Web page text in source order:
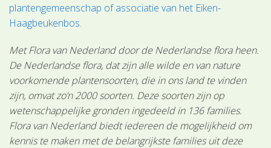
plantengemeenschap of associatie van het Eiken-
Haagbeukenbos.
Met Flora van Nederland door de Nederlandse flora heen.
De Nederlandse flora, dat zijn alle wilde en van nature
voorkomende plantensoorten, die in ons land te vinden
zijn, omvat zo’n 2000 soorten. Deze soorten zijn op
wetenschappelijke gronden ingedeeld in 136 families.
Flora van Nederland biedt iedereen de mogelijkheid om
kennis te maken met de belangrijkste families uit deze